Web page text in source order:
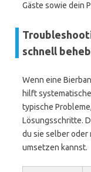
Gäste sowie dein
schnell
Wenn eine
hilft
typische
Lösungsschritte.
du sie selber oder
umsetzen kannst.